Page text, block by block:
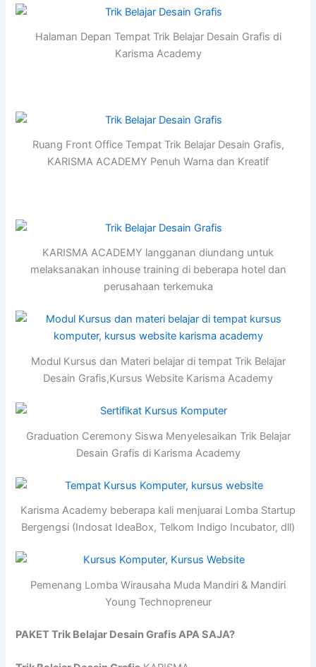
Halaman Depan Tempat Trik Belajar Desain Grafis di
Karisma Academy
Ruang Front Office Tempat Trik Belajar Desain Grafis,
KARISMA ACADEMY Penuh Warna dan Kreatif
KARISMA ACADEMY langganan diundang untuk
melaksanakan inhouse training di beberapa hotel dan
perusahaan terkemuka
Modul Kursus dan Materi belajar di tempat Trik Belajar
Desain Grafis,Kursus Website Karisma Academy
Graduation Ceremony Siswa Menyelesaikan Trik Belajar
Desain Grafis di Karisma Academy
Karisma Academy beberapa kali menjuarai Lomba Startup
Bergengsi (Indosat IdeaBox, Telkom Indigo Incubator, dll)
Pemenang Lomba Wirausaha Muda Mandiri & Mandiri
Young Technopreneur
PAKET Trik Belajar Desain Grafis APA SAJA?